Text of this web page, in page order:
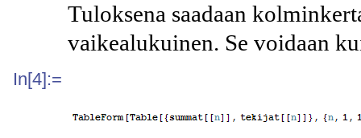
Tuloksena saadaan
vaikealukuinen. Se voidaan
In[4]:=